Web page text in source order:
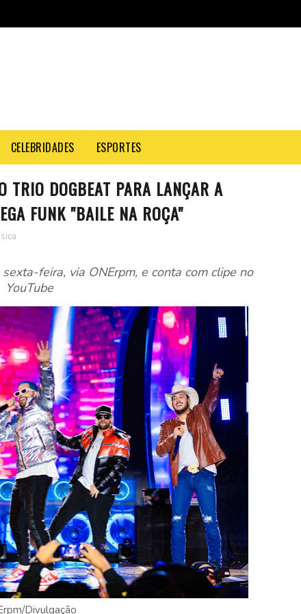
CELEBRIDADES ESPORTES
TRIO DOGBEAT PARA LANÇAR A
FUNK "BAILE NA ROÇA"
feira, via ONErpm, e conta com clipe no
YouTube
Divulgação